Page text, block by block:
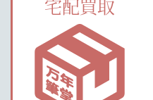
宅配買取